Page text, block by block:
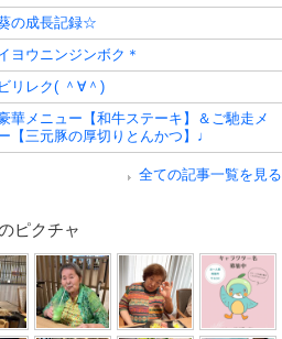
の成長記録☆
ヨウニンジンボク＊
リレク( ＾∀＾)
華メニュー【和牛ステーキ】＆ご馳走メ
【三元豚の厚切りとんかつ】♩
全ての記事一覧を見る
ピクチャ